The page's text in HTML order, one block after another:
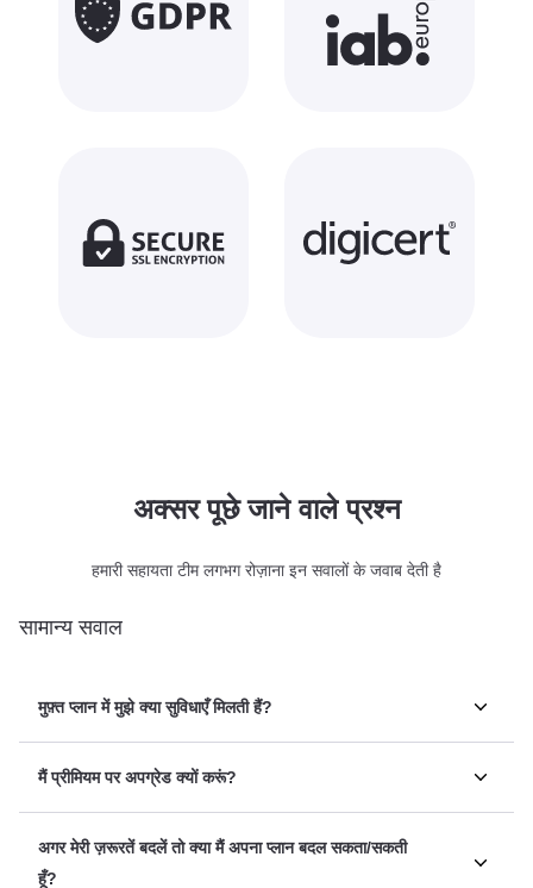
अक्सर पूछे जाने वाले प्रश्न
हमारी सहायता टीम लगभग रोज़ाना इन सवालों के जवाब देती है
सामान्य सवाल
मुफ़्त प्लान में मुझे क्या सुविधाएँ मिलती हैं?
मैं प्रीमियम पर अपग्रेड क्यों करूं?
अगर मेरी ज़रूरतें बदलें तो क्या मैं अपना प्लान बदल सकता/सकती
हूँ?